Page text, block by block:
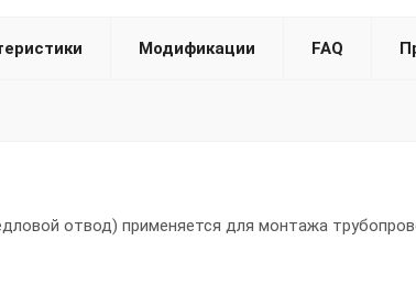
Модификации FAQ
отвод) применяется для монтажа